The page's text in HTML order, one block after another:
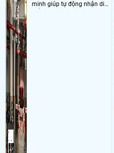
minh giúp tự động nhận diện